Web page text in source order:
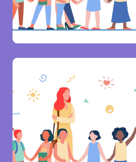
Cooking Class Gallery KB